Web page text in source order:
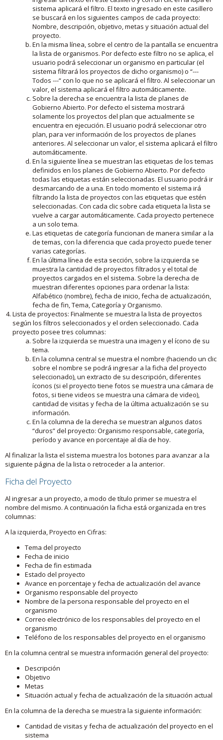
sistema aplicará el filtro. El texto ingresado en este casillero
se buscará en los siguientes campos de cada proyecto:
Nombre, descripción, objetivo, metas y situación actual del
proyecto.
En la misma línea, sobre el centro de la pantalla se encuentra
la lista de organismos. Por defecto este filtro no se aplica, el
usuario podrá seleccionar un organismo en particular (el
sistema filtrará los proyectos de dicho organismo) o “---
Todos ---“ con lo que no se aplicará el filtro. Al seleccionar un
valor, el sistema aplicará el filtro automáticamente.
Sobre la derecha se encuentra la lista de planes de
Gobierno Abierto. Por defecto el sistema mostrará
solamente los proyectos del plan que actualmente se
encuentra en ejecución. El usuario podrá seleccionar otro
plan, para ver información de los proyectos de planes
anteriores. Al seleccionar un valor, el sistema aplicará el filtro
automáticamente.
En la siguiente línea se muestran las etiquetas de los temas
definidos en los planes de Gobierno Abierto. Por defecto
todas las etiquetas están seleccionadas. El usuario podrá ir
desmarcando de a una. En todo momento el sistema irá
filtrando la lista de proyectos con las etiquetas que estén
seleccionadas. Con cada clic sobre cada etiqueta la lista se
vuelve a cargar automáticamente. Cada proyecto pertenece
a un solo tema.
Las etiquetas de categoría funcionan de manera similar a la
de temas, con la diferencia que cada proyecto puede tener
varias categorías.
En la última línea de esta sección, sobre la izquierda se
muestra la cantidad de proyectos filtrados y el total de
proyectos cargados en el sistema. Sobre la derecha de
muestran diferentes opciones para ordenar la lista:
Alfabético (nombre), fecha de inicio, fecha de actualización,
fecha de fin, Tema, Categoría y Organismo.
Lista de proyectos: Finalmente se muestra la lista de proyectos
según los filtros seleccionados y el orden seleccionado. Cada
proyecto posee tres columnas:
Sobre la izquierda se muestra una imagen y el ícono de su
tema.
En la columna central se muestra el nombre (haciendo un clic
sobre el nombre se podrá ingresar a la ficha del proyecto
seleccionado), un extracto de su descripción, diferentes
íconos (si el proyecto tiene fotos se muestra una cámara de
fotos, si tiene videos se muestra una cámara de video),
cantidad de visitas y fecha de la última actualización se su
información.
En la columna de la derecha se muestran algunos datos
“duros” del proyecto: Organismo responsable, categoría,
período y avance en porcentaje al día de hoy.
Al finalizar la lista el sistema muestra los botones para avanzar a la
siguiente página de la lista o retroceder a la anterior.
Ficha del Proyecto
Al ingresar a un proyecto, a modo de título primer se muestra el
nombre del mismo. A continuación la ficha está organizada en tres
columnas:
A la izquierda, Proyecto en Cifras:
Tema del proyecto
Fecha de inicio
Fecha de fin estimada
Estado del proyecto
Avance en porcentaje y fecha de actualización del avance
Organismo responsable del proyecto
Nombre de la persona responsable del proyecto en el
organismo
Correo electrónico de los responsables del proyecto en el
organismo
Teléfono de los responsables del proyecto en el organismo
En la columna central se muestra información general del proyecto:
Descripción
Objetivo
Metas
Situación actual y fecha de actualización de la situación actual
En la columna de la derecha se muestra la siguiente información:
Cantidad de visitas y fecha de actualización del proyecto en el
sistema